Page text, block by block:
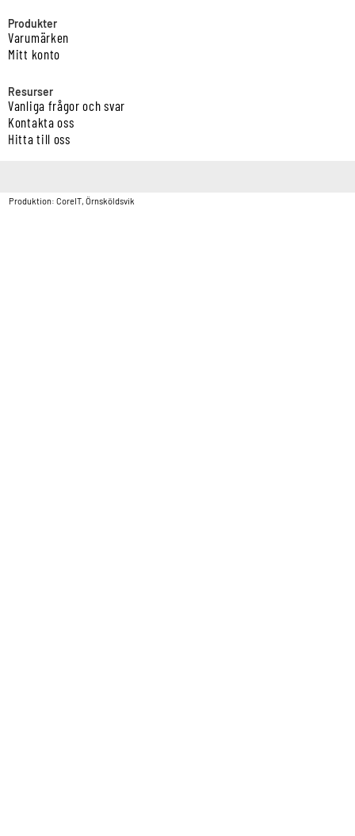
Produkter
Varumärken
Mitt konto
Resurser
Vanliga frågor och svar
Kontakta oss
Hitta till oss
Produktion: CoreIT, Örnsköldsvik